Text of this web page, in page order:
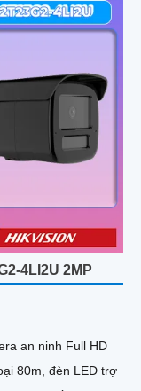
4LI2U 2MP
an ninh Full HD